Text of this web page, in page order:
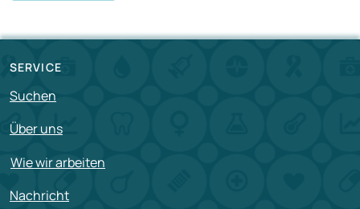
SERVICE
Suchen
Über uns
Wie wir arbeiten
Nachricht